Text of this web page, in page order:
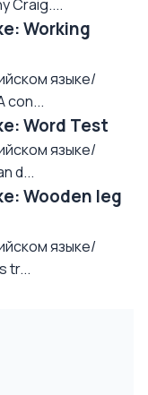
Craig....
Working
языке/
con...
Word Test
языке/
d...
Wooden leg
языке/
tr...